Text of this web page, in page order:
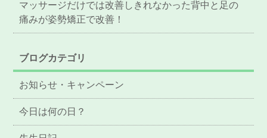
マッサージだけでは改善しきれなかった背中と足の
痛みが姿勢矯正で改善！
ブログカテゴリ
お知らせ・キャンペーン
今日は何の日？